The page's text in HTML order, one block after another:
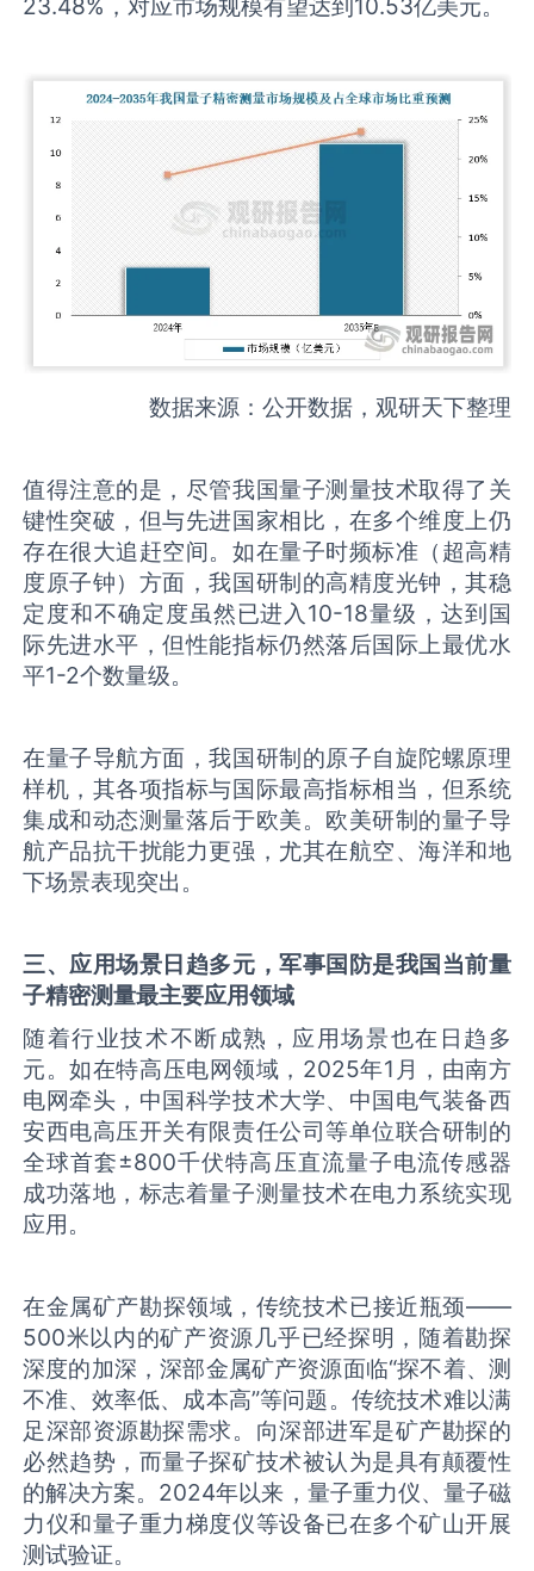
23.48%，对应市场规模有望达到10.53亿美元。
数据来源：公开数据，观研天下整理
值得注意的是，尽管我国量子测量技术取得了关
键性突破，但与先进国家相比，在多个维度上仍
存在很大追赶空间。如在量子时频标准（超高精
度原子钟）方面，我国研制的高精度光钟，其稳
定度和不确定度虽然已进入10-18量级，达到国
际先进水平，但性能指标仍然落后国际上最优水
平1-2个数量级。
在量子导航方面，我国研制的原子自旋陀螺原理
样机，其各项指标与国际最高指标相当，但系统
集成和动态测量落后于欧美。欧美研制的量子导
航产品抗干扰能力更强，尤其在航空、海洋和地
下场景表现突出。
三、应用场景日趋多元，军事国防是我国当前量
子精密测量最主要应用领域
随着行业技术不断成熟，应用场景也在日趋多
元。如在特高压电网领域，2025年1月，由南方
电网牵头，中国科学技术大学、中国电气装备西
安西电高压开关有限责任公司等单位联合研制的
全球首套±800千伏特高压直流量子电流传感器
成功落地，标志着量子测量技术在电力系统实现
应用。
在金属矿产勘探领域，传统技术已接近瓶颈——
500米以内的矿产资源几乎已经探明，随着勘探
深度的加深，深部金属矿产资源面临“探不着、测
不准、效率低、成本高”等问题。传统技术难以满
足深部资源勘探需求。向深部进军是矿产勘探的
必然趋势，而量子探矿技术被认为是具有颠覆性
的解决方案。2024年以来，量子重力仪、量子磁
力仪和量子重力梯度仪等设备已在多个矿山开展
测试验证。